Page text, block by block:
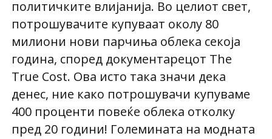
политичките влијанија. Во целиот свет,
потрошувачите купуваат околу 80
милиони нови парчиња облека секоја
година, според документарецот The
True Cost. Ова исто така значи дека
денес, ние како потрошувачи купуваме
400 проценти повеќе облека отколку
пред 20 години! Големината на модната